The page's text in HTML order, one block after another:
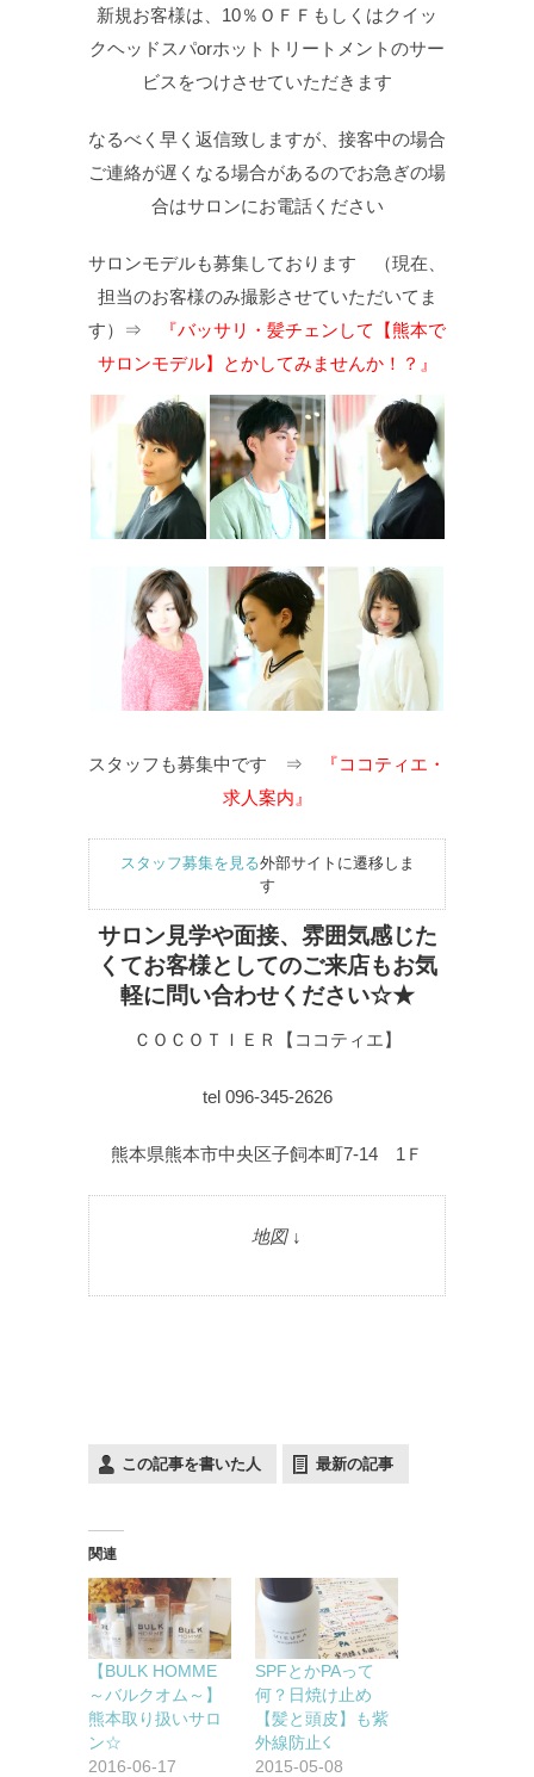
新規お客様は、10％ＯＦＦもしくはクイッ
クヘッドスパorホットトリートメントのサー
ビスをつけさせていただきます
なるべく早く返信致しますが、接客中の場合
ご連絡が遅くなる場合があるのでお急ぎの場
合はサロンにお電話ください
サロンモデルも募集しております （現在、
担当のお客様のみ撮影させていただいてま
す）⇒
『バッサリ・髪チェンして【熊本で
サロンモデル】とかしてみませんか！？』
スタッフも募集中です ⇒
『ココティエ・
求人案内』
スタッフ募集を見る外部サイトに遷移しま
す
サロン見学や面接、雰囲気感じた
くてお客様としてのご来店もお気
軽に問い合わせください☆★
ＣＯＣＯＴＩＥＲ【ココティエ】
tel 096-345-2626
熊本県熊本市中央区子飼本町7-14 1Ｆ
地図 ↓
この記事を書いた人 最新の記事
関連
【BULK HOMME
～バルクオム～】
熊本取り扱いサロ
ン☆
2016-06-17
SPFとかPAって
何？日焼け止め
【髪と頭皮】も紫
外線防止☇
2015-05-08